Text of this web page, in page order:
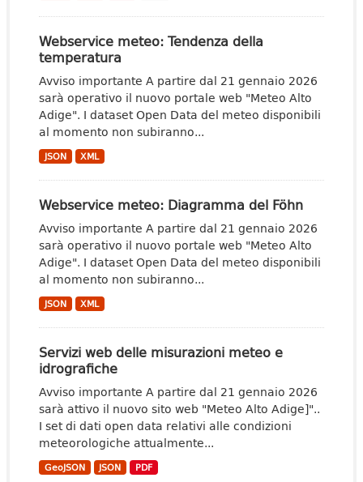
Webservice meteo: Tendenza della
temperatura
Avviso importante A partire dal 21 gennaio 2026
sarà operativo il nuovo portale web "Meteo Alto
Adige". I dataset Open Data del meteo disponibili
al momento non subiranno...
JSON XML
Webservice meteo: Diagramma del Föhn
Avviso importante A partire dal 21 gennaio 2026
sarà operativo il nuovo portale web "Meteo Alto
Adige". I dataset Open Data del meteo disponibili
al momento non subiranno...
JSON XML
Servizi web delle misurazioni meteo e
idrografiche
Avviso importante A partire dal 21 gennaio 2026
sarà attivo il nuovo sito web "Meteo Alto Adige]"..
I set di dati open data relativi alle condizioni
meteorologiche attualmente...
GeoJSON JSON PDF